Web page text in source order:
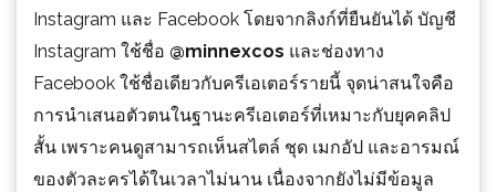
Instagram และ Facebook โดยจากลิงก์ที่ยืนยันได้ บัญชี
Instagram ใช้ชื่อ @minnexcos และช่องทาง
Facebook ใช้ชื่อเดียวกับครีเอเตอร์รายนี้ จุดน่าสนใจคือ
การนำเสนอตัวตนในฐานะครีเอเตอร์ที่เหมาะกับยุคคลิป
สั้น เพราะคนดูสามารถเห็นสไตล์ ชุด เมกอัป และอารมณ์
ของตัวละครได้ในเวลาไม่นาน เนื่องจากยังไม่มีข้อมูล